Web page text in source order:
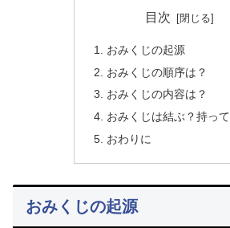
目次
おみくじの起源
おみくじの順序は？
おみくじの内容は？
おみくじは結ぶ？持っ
おわりに
おみくじの起源